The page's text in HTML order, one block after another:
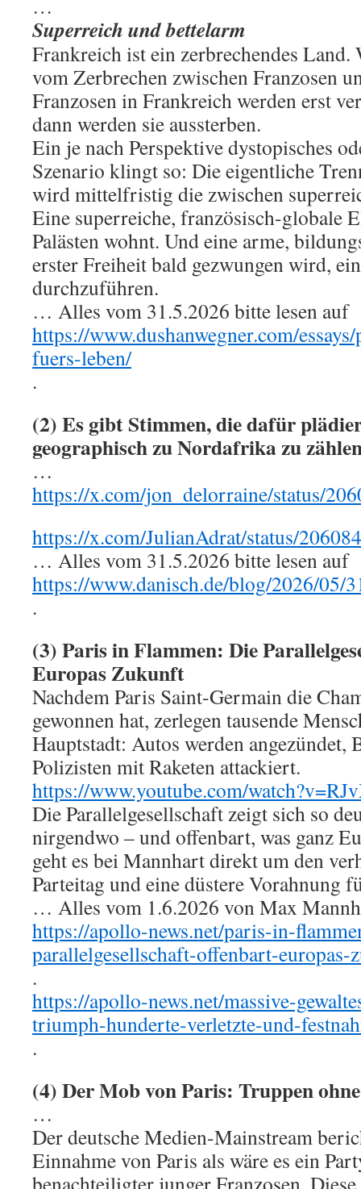
…
Superreich und bettelarm
Frankreich ist ein zerbrechendes
vom Zerbrechen zwischen Franzosen
Franzosen in Frankreich werden erst
dann werden sie aussterben.
Ein je nach Perspektive dystopisches
Szenario klingt so: Die eigentliche
wird mittelfristig die zwischen
Eine superreiche, französisch-globale
Palästen wohnt. Und eine arme,
erster Freiheit bald gezwungen wird,
durchzuführen.
… Alles vom 31.5.2026 bitte lesen auf
https://www.dushanwegner.com/
fuers-leben/
.
(2) Es gibt Stimmen, die dafür
geographisch zu Nordafrika zu
…
https://x.com/jon_delorraine/status/
https://x.com/JulianAdrat/status/
… Alles vom 31.5.2026 bitte lesen auf
https://www.danisch.de/blog/2026/05/
.
(3) Paris in Flammen: Die
Europas Zukunft
Nachdem Paris Saint-Germain die
gewonnen hat, zerlegen tausende
Hauptstadt: Autos werden
Polizisten mit Raketen attackiert.
https://www.youtube.com/
Die Parallelgesellschaft zeigt sich so
nirgendwo – und offenbart, was ganz
geht es bei Mannhart direkt um den
Parteitag und eine düstere Vorahnung
… Alles vom 1.6.2026 von Max
https://apollo-news.net/paris-in-
parallelgesellschaft-offenbart-europas-
.
https://apollo-news.net/massive-
triumph-hunderte-verletzte-und-
.
(4) Der Mob von Paris: Truppen
…
Der deutsche Medien-Mainstream
Einnahme von Paris als wäre es ein
benachteiligter junger Franzosen.